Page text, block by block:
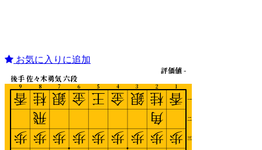
お気に入りに追加
1
2
3
4
5
6
7
8
9
一
二
三
後手 佐々木勇気 六段
評価値 -
香
歩
桂
角
歩
銀
歩
金
歩
王
歩
金
歩
銀
歩
桂
飛
歩
香
歩